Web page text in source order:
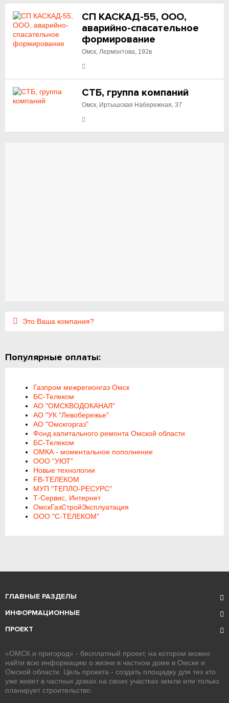
СП КАСКАД-55, ООО,
аварийно-спасательное
формирование
Омск, Лермонтова, 192в
СТБ, группа компаний
Омск, Иртышская Набережная, 37
Это Ваша компания?
Популярные оплаты:
Газпром межрегионгаз Омск
БС-Телеком
АО "ОМСКВОДОКАНАЛ"
АО "УК "Левобережье"
АО "Омскгоргаз"
Фонд капитального ремонта Омской области
БС-Телеком
ОМКА - моментальное пополнение
ООО "УЮТ"
Новые технологии
FB-ТЕЛЕКОМ
МУП "ТЕПЛО-РЕСУРС"
Т-Сервис, Интернет
ОмскГазСтройЭксплуатация
ООО "С-ТЕЛЕКОМ"
ГЛАВНЫЕ РАЗДЕЛЫ
ИНФОРМАЦИОННЫЕ
ПРОЕКТ
«ОМСК и пригород» - бесплатный проект, на котором можно
найти всю информацию о жизни в частном доме в Омске и
Омской области. Цель проекта - создать площадку для тех кто
уже живет в частных домах на своих участках земли или только
планирует строительство.